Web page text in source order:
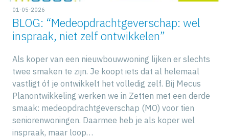
01-05-2026
BLOG: “Medeopdrachtgeverschap: wel
inspraak, niet zelf ontwikkelen”
Als koper van een nieuwbouwwoning lijken er slechts
twee smaken te zijn. Je koopt iets dat al helemaal
vastligt óf je ontwikkelt het volledig zelf. Bij Mecus
Planontwikkeling werken we in Zetten met een derde
smaak: medeopdrachtgeverschap (MO) voor tien
seniorenwoningen. Daarmee heb je als koper wel
inspraak, maar loop…